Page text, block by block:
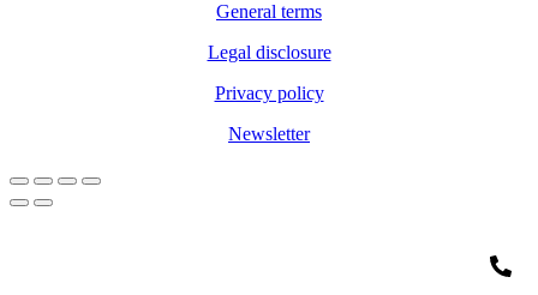
General terms
Legal disclosure
Privacy policy
Newsletter